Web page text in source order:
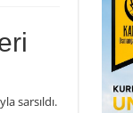
sarsıldı.